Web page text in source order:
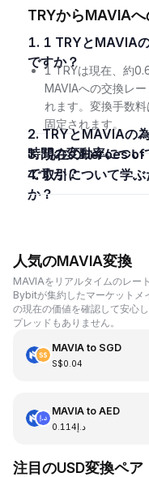
TRYからMAVIA
1. 1 TRYとMAVIAの現在の為替レートはいくら
ですか？
1 TRYは現在、約
MAVIAへの交換レ
れます。変換手数
固定されます。
2. TRYとMAVIAの為替レートにおける、過去24
時間の変動率につ
3. 現在のHeroes of Maviaの流通量はどれくらい
ですか？
4. 取引について学ぶための資料はどこにあります
か？
人気のMAVIA変換
MAVIAをリアルタイムのレー
Bybitが集約したマーケットメ
の現在の価値を確認して安心
プレッドもありません。
MAVIAto SGD
S$0.04
MAVIAto AED
د.إ0.114
注目のUSD変換ペア